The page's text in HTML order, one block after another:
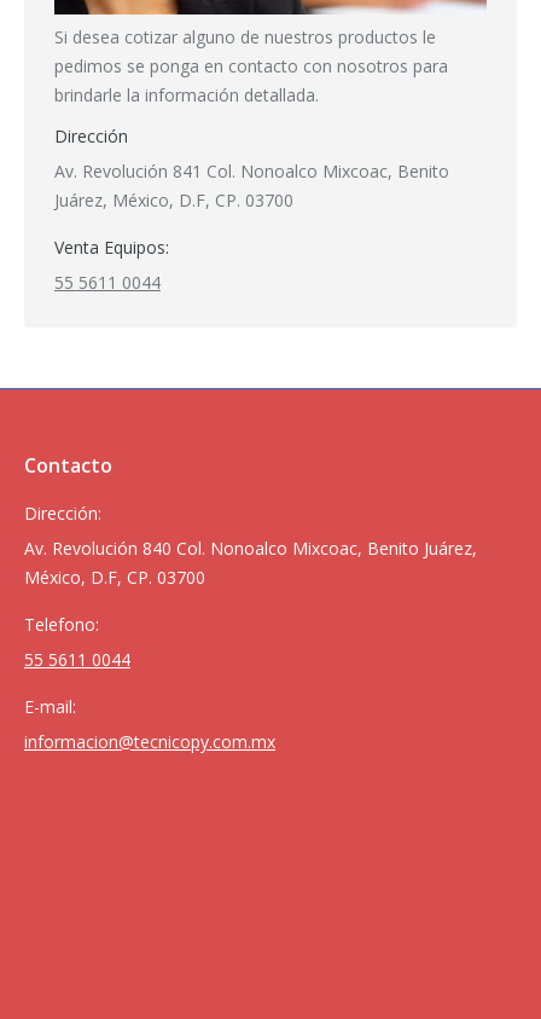
Si desea cotizar alguno de nuestros productos le
pedimos se ponga en contacto con nosotros para
brindarle la información detallada.
Dirección
Av. Revolución 841 Col. Nonoalco Mixcoac, Benito
Juárez, México, D.F, CP. 03700
Venta Equipos:
55 5611 0044
Contacto
Dirección:
Av. Revolución 840 Col. Nonoalco Mixcoac, Benito Juárez,
México, D.F, CP. 03700
Telefono:
55 5611 0044
E-mail:
informacion@tecnicopy.com.mx